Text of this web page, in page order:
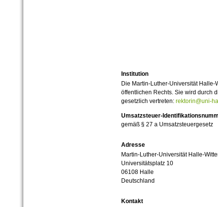
Institution
Die Martin-Luther-Universität
öffentlichen Rechts. Sie wird durch
gesetzlich vertreten: rektorin@uni-
Umsatzsteuer-
gemäß § 27 a Umsatzsteuergesetz
Adresse
Martin-Luther-Universität Halle-
Universitätsplatz 10
06108 Halle
Deutschland
Kontakt